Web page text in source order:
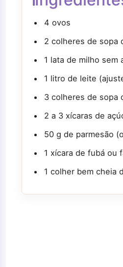
4 ovos
2 colheres de sopa
1 lata de milho sem
1 litro de leite
3 colheres de sopa
2 a 3 xícaras de
50 g de parmesão
1 xícara de fubá ou
1 colher bem cheia